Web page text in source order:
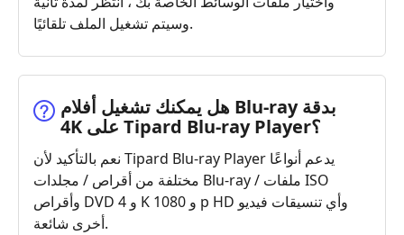
وسيتم تشغيل الملف تلقائيًا.
هل يمكنك تشغيل أفلام Blu-ray بدقة
4K على Tipard Blu-ray Player؟
نعم بالتأكيد لأن Tipard Blu-ray Player يدعم أنواعًا
مختلفة من أقراص / مجلدات Blu-ray / ملفات ISO
وأقراص DVD و 4 K و 1080 p HD وأي تنسيقات فيديو
أخرى شائعة.